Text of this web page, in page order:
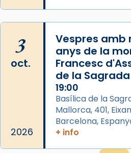
3
oct.
2026
Vespres amb
anys de la
Francesc
de la
19:00
Basílica de la
Mallorca, 401,
Barcelona,
+ info